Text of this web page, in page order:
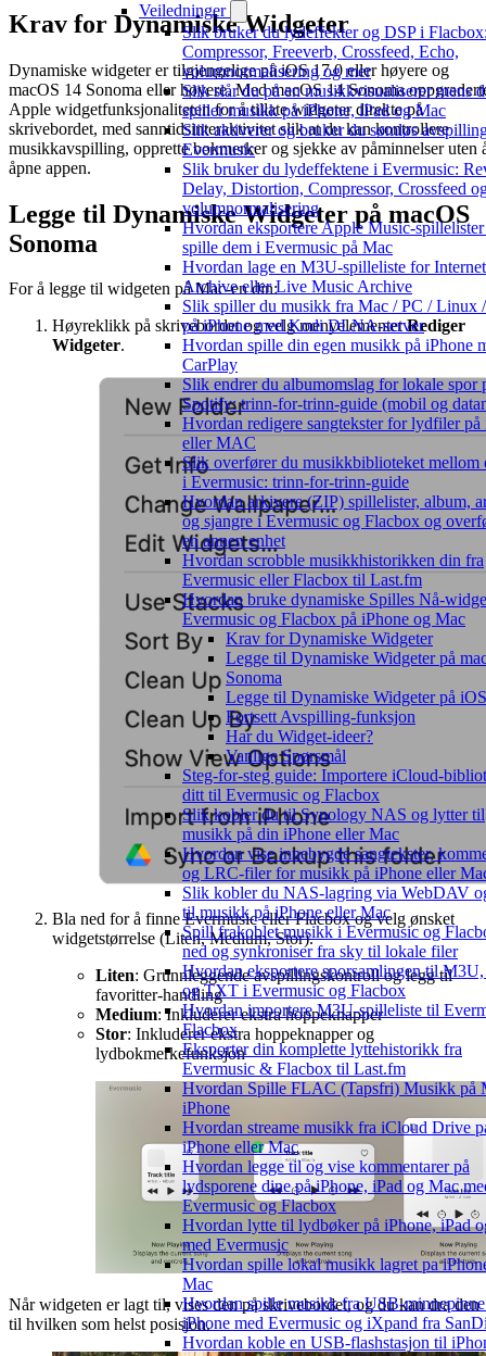
Veiledninger
Slik bruker du lydeffekter og DSP i
Compressor, Freeverb, Crossfeed, Echo,
volumnormalisering og mer
Slik slår du på en musikkvisualiserer mens
spiller musikk på iPhone, iPad og Mac
Slik aktiverer og bruker du sømløs
Evermusic
Slik bruker du lydeffektene i Evermusic:
Delay, Distortion, Compressor, Crossfeed
volumnormalisering
Hvordan eksportere Apple Music-
spille dem i Evermusic på Mac
Hvordan lage en M3U-spilleliste for Internet
Archive eller Live Music Archive
Slik spiller du musikk fra Mac / PC / Linux
på iPhone med Kodi DLNA-server
Hvordan spille din egen musikk på iPhone
CarPlay
Slik endrer du albumomslag for lokale spor
Spotify: trinn-for-trinn-guide (mobil og
Hvordan redigere sangtekster for lydfiler på
eller MAC
Slik overfører du musikkbiblioteket mellom
i Evermusic: trinn-for-trinn-guide
Hvordan arkivere (ZIP) spillelister, album,
og sjangre i Evermusic og Flacbox og
en annen enhet
Hvordan scrobble musikkhistorikken din fra
Evermusic eller Flacbox til Last.fm
Hvordan bruke dynamiske Spilles Nå-
Evermusic og Flacbox på iPhone og Mac
Krav for Dynamiske Widgeter
Legge til Dynamiske Widgeter på
Sonoma
Legge til Dynamiske Widgeter på iOS
Fortsett Avspilling-funksjon
Har du Widget-ideer?
Vanlige Spørsmål
Steg-for-steg guide: Importere iCloud-
ditt til Evermusic og Flacbox
Slik kobler du til Synology NAS og lytter til
musikk på din iPhone eller Mac
Hvordan vise innebygde sangtekster,
og LRC-filer for musikk på iPhone eller
Slik kobler du NAS-lagring via WebDAV
til musikk på iPhone eller Mac
Spill frakoblet musikk i Evermusic og
ned og synkroniser fra sky til lokale filer
Hvordan eksportere sporsamlingen til
og TXT i Evermusic og Flacbox
Hvordan importere M3U-spilleliste til
Flacbox
Eksporter din komplette lyttehistorikk fra
Evermusic & Flacbox til Last.fm
Hvordan Spille FLAC (Tapsfri) Musikk på
iPhone
Hvordan streame musikk fra iCloud Drive
iPhone eller Mac
Hvordan legge til og vise kommentarer på
lydsporene dine på iPhone, iPad og Mac
Evermusic og Flacbox
Hvordan lytte til lydbøker på iPhone, iPad
med Evermusic
Hvordan spille lokal musikk lagret pa
Mac
Hvordan spille musikk fra USB-
iPhone med Evermusic og iXpand fra
Hvordan koble en USB-flashstasjon til
Krav for Dynamiske Widgeter
Dynamiske widgeter er tilgjengelige på iOS 17.0 eller høyere og
macOS 14 Sonoma eller høyere. Med macOS 14 Sonoma
Apple widgetfunksjonaliteten for å tillate widgeter direkte på
skrivebordet, med sanntidsinteraktivitet slik at du kan kontrollere
musikkavspilling, opprette bokmerker og sjekke av påminnelser uten
åpne appen.
Legge til Dynamiske Widgeter på macOS
Sonoma
For å legge til widgeten på Mac-en din:
Høyreklikk på skrivebordet og velg menyelementetRediger
Widgeter.
Bla ned for å finne Evermusic eller Flacbox og velg ønsket
widgetstørrelse (Liten, Medium, Stor).
Liten: Grunnleggende avspillingskontroll og legg til
favoritter-handling
Medium: Inkluderer ekstra hoppeknapper
Stor: Inkluderer ekstra hoppeknapper og
lydbokmerkefunksjon
Når widgeten er lagt til, vises den på skrivebordet, og du kan dra den
til hvilken som helst posisjon.